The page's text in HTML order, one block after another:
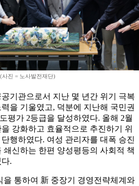
진 = 노사발전재단)
기관으로서 지난 몇 년간 위기 극복
을 기울였고, 덕분에 지난해 국민권
평가 2등급을 달성하였다. 올해 2월
강화하고 효율적으로 추진하기 위
행하였다. 여성 관리자를 대폭 승진
쇄신하는 한편 양성평등의 사회적 책
.
을 통하여 新 중장기 경영전략체계와